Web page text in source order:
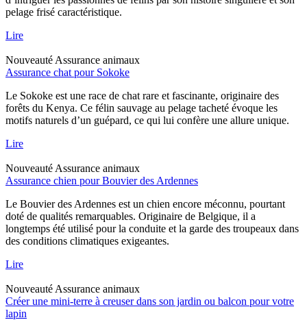
pelage frisé caractéristique.
Lire
Nouveauté Assurance animaux
Assurance chat pour Sokoke
Le Sokoke est une race de chat rare et fascinante, originaire des
forêts du Kenya. Ce félin sauvage au pelage tacheté évoque les
motifs naturels d’un guépard, ce qui lui confère une allure unique.
Lire
Nouveauté Assurance animaux
Assurance chien pour Bouvier des Ardennes
Le Bouvier des Ardennes est un chien encore méconnu, pourtant
doté de qualités remarquables. Originaire de Belgique, il a
longtemps été utilisé pour la conduite et la garde des troupeaux dans
des conditions climatiques exigeantes.
Lire
Nouveauté Assurance animaux
Créer une mini-terre à creuser dans son jardin ou balcon pour votre
lapin